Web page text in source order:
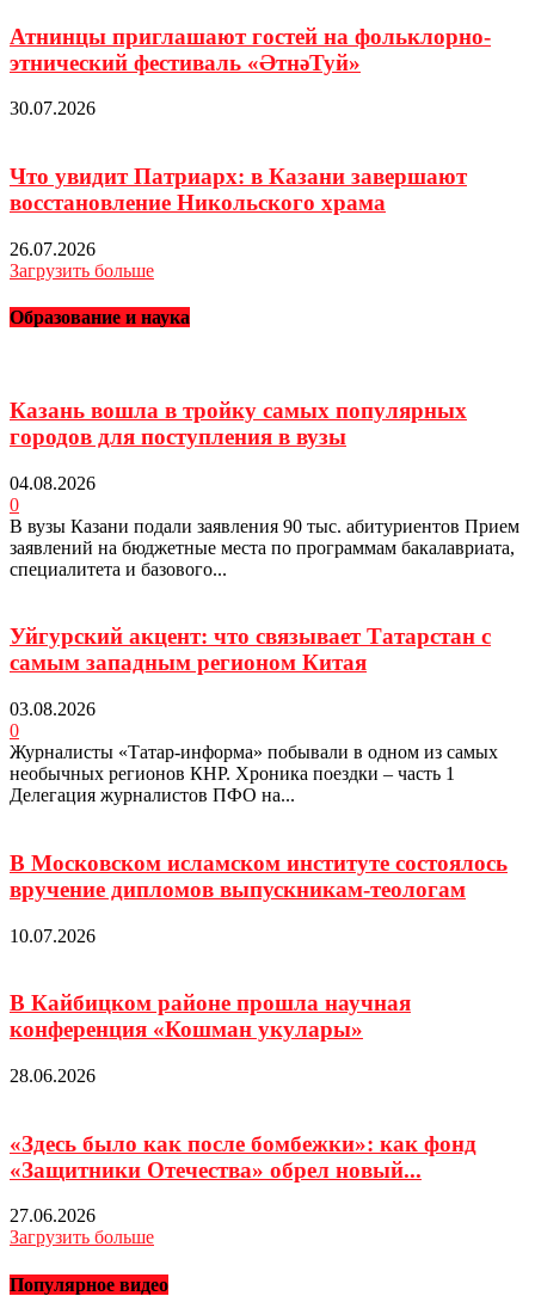
Атнинцы приглашают гостей на фольклорно-
этнический фестиваль «ӘтнәТуй»
30.07.2026
Что увидит Патриарх: в Казани завершают
восстановление Никольского храма
26.07.2026
Загрузить больше
Образование и наука
Казань вошла в тройку самых популярных
городов для поступления в вузы
04.08.2026
0
В вузы Казани подали заявления 90 тыс. абитуриентов Прием
заявлений на бюджетные места по программам бакалавриата,
специалитета и базового...
Уйгурский акцент: что связывает Татарстан с
самым западным регионом Китая
03.08.2026
0
Журналисты «Татар-информа» побывали в одном из самых
необычных регионов КНР. Хроника поездки – часть 1
Делегация журналистов ПФО на...
В Московском исламском институте состоялось
вручение дипломов выпускникам-теологам
10.07.2026
В Кайбицком районе прошла научная
конференция «Кошман укулары»
28.06.2026
«Здесь было как после бомбежки»: как фонд
«Защитники Отечества» обрел новый...
27.06.2026
Загрузить больше
Популярное видео